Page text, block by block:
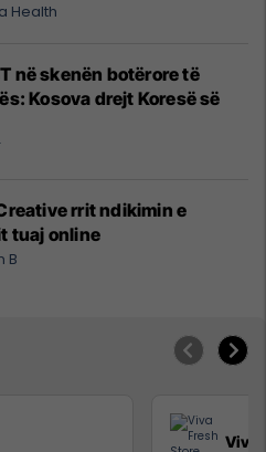
Health
në skenën botërore të
Kosova drejt Koresë së
rrit ndikimin e
tuaj online
B
Viva